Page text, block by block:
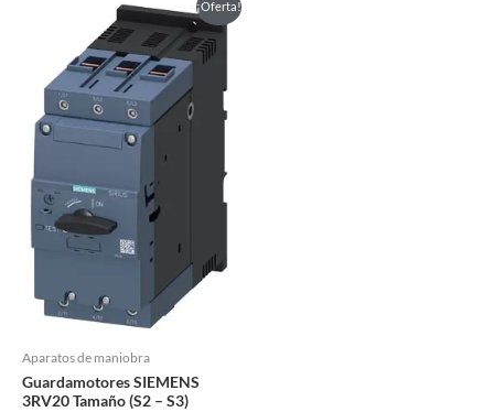
¡Oferta!
Aparatos de maniobra
Guardamotores SIEMENS
3RV20 Tamaño (S2 – S3)
Este
producto
tiene
múltiples
variantes.
opciones
elegir
en
producto